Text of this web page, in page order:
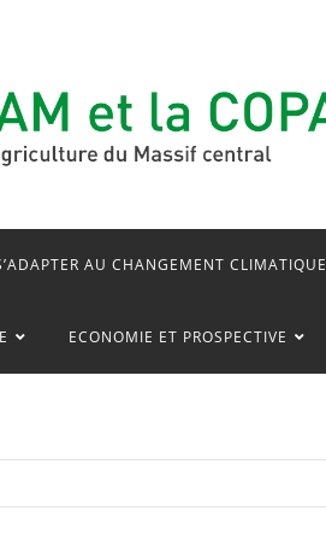
AU CHANGEMENT CLIMATIQUE
ECONOMIE ET PROSPECTIVE